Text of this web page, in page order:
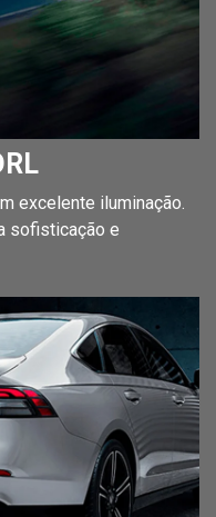
excelente iluminação.
sofisticação e